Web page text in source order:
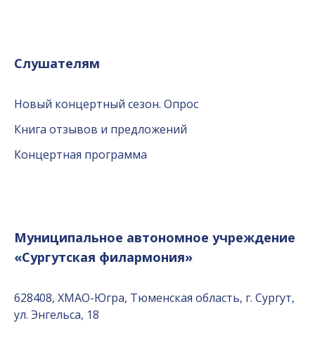
Слушателям
Новый концертный сезон. Опрос
Книга отзывов и предложений
Концертная программа
Муниципальное автономное учреждение
«Сургутская филармония»
628408, ХМАО-Югра, Тюменская область, г. Сургут,
ул. Энгельса, 18